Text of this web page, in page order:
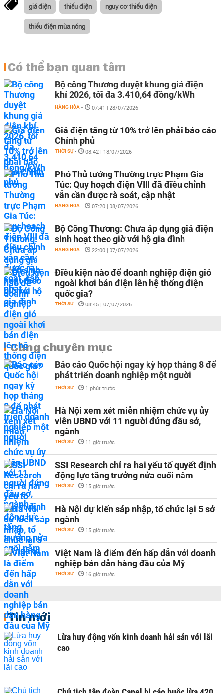
giá điện thiếu điện nguy cơ thiếu điện
thiếu điện mùa nóng
Có thể bạn quan tâm
Bộ công Thương duyệt khung giá điện
khí 2026, tối đa 3.410,64 đồng/kWh
HÀNG HÓA - 07:41 | 28/07/2026
Giá điện tăng từ 10% trở lên phải báo cáo
Chính phủ
THỜI SỰ - 08:42 | 18/07/2026
Phó Thủ tướng Thường trực Phạm Gia
Túc: Quy hoạch điện VIII đã điều chỉnh
vẫn cần được rà soát, cập nhật
HÀNG HÓA - 07:20 | 08/07/2026
Bộ Công Thương: Chưa áp dụng giá điện
sinh hoạt theo giờ với hộ gia đình
HÀNG HÓA - 22:00 | 07/07/2026
Điều kiện nào để doanh nghiệp điện gió
ngoài khơi bán điện lên hệ thống điện
quốc gia?
THỜI SỰ - 08:45 | 07/07/2026
Cùng chuyên mục
Báo cáo Quốc hội ngay kỳ họp tháng 8 để
phát triển doanh nghiệp một người
THỜI SỰ - 1 phút trước
Hà Nội xem xét miễn nhiệm chức vụ ủy
viên UBND với 11 người đứng đầu sở,
ngành
THỜI SỰ - 11 giờ trước
SSI Research chỉ ra hai yếu tố quyết định
động lực tăng trưởng nửa cuối năm
THỜI SỰ - 15 giờ trước
Hà Nội dự kiến sáp nhập, tổ chức lại 5 sở
ngành
THỜI SỰ - 15 giờ trước
Việt Nam là điểm đến hấp dẫn với doanh
nghiệp bán dẫn hàng đầu của Mỹ
THỜI SỰ - 16 giờ trước
Tin mới
Lừa huy động vốn kinh doanh hải sản với lãi
cao